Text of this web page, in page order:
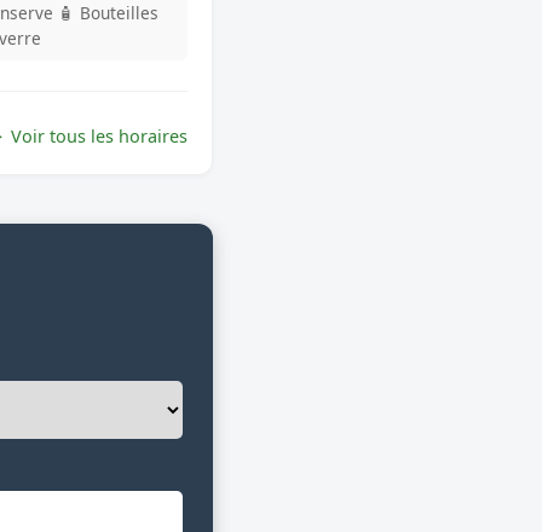
🧴 Bouteilles
Voir tous les horaires